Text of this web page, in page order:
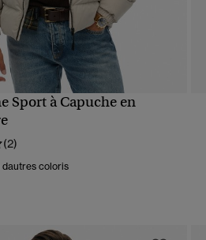
APERÇU RAPIDE
Sport à Capuche en
(2)
dautres coloris